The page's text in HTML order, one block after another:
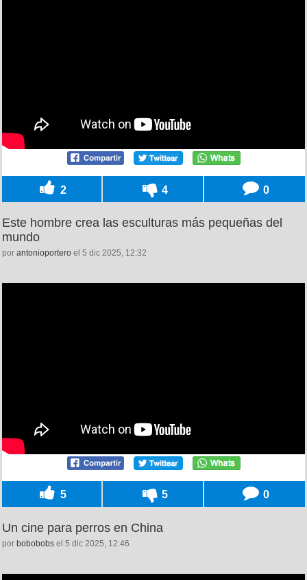
2 4 0
Este hombre crea las esculturas más pequeñas del
mundo
por antonioportero el 5 dic 2025, 12:32
5 5 0
Un cine para perros en China
por bobobobs el 5 dic 2025, 12:46